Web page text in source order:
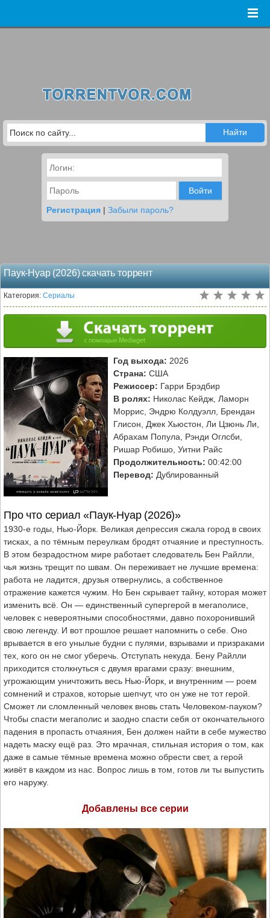
Войти
Регистрация | Забыли пароль?
Паук-Нуар (2026) скачать торрент
Категория: Сериалы
Год выхода: 2026
Страна: США
Режиссер: Гарри Брэдбир
В ролях: Николас Кейдж, Ламорн
Моррис, Эндрю Колдуэлл, Брендан
Глисон, Джек Хьюстон, Ли Цзюнь Ли,
Абрахам Попула, Рэнди Оглсби,
Ришар Робишо, Уитни Райс
Продолжительность: 00:42:00
Перевод: Дублированный
Про что сериал «Паук-Нуар (2026)»
1930-е годы, Нью-Йорк. Великая депрессия сжала город в своих
тисках, а по тёмным переулкам бродят отчаяние и преступность.
В этом безрадостном мире работает следователь Бен Райлли,
чья жизнь трещит по швам. Он переживает не лучшие времена:
работа не ладится, друзья отвернулись, а собственное
отражение кажется чужим. Но Бен скрывает тайну, которая может
изменить всё. Он — единственный супергерой в мегаполисе,
человек с невероятными способностями, давно похоронивший
свою легенду. И вот прошлое решает напомнить о себе. Оно
врывается в его унылые будни с пулями, взрывами и призраками
тех, кого он не смог уберечь. Отступать некуда. Бену Райлли
приходится столкнуться с двумя врагами сразу: внешним,
угрожающим уничтожить весь Нью-Йорк, и внутренним — роем
сомнений и страхов, которые шепчут, что он уже не тот герой.
Сможет ли сломленный человек вновь стать Человеком-пауком?
Чтобы спасти мегаполис и заодно спасти себя от окончательного
падения в пропасть отчаяния, Бен должен найти в себе мужество
надеть маску ещё раз. Это мрачная, стильная история о том, как
даже в самые тёмные времена можно обрести свет, а герой
живёт в каждом из нас. Вопрос лишь в том, готов ли ты выпустить
его наружу.
Добавлены все серии